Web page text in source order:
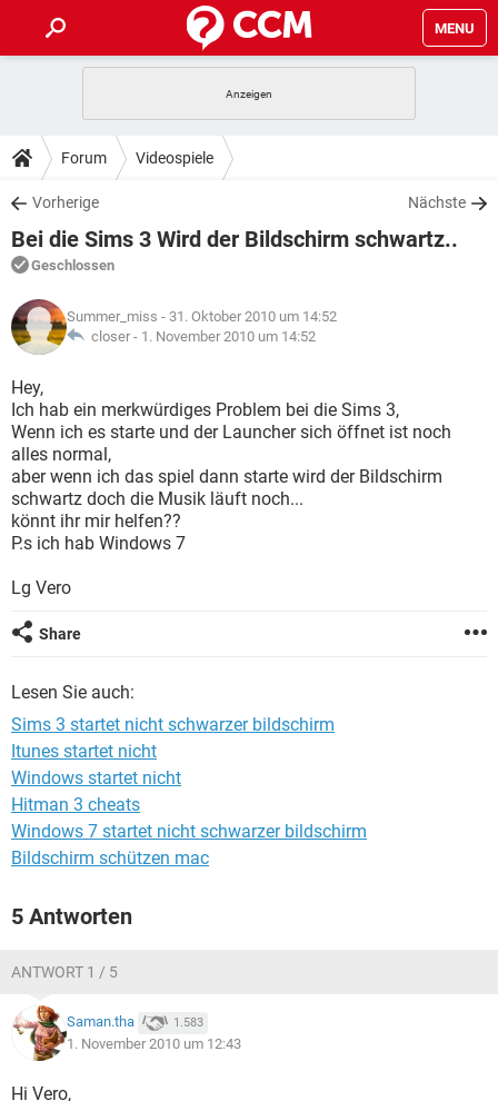
MENU
ANDROID
WINDOWS 10
WHATSAPP TIKTOK
FACEBOOK
TIPPS & TRICKS
SPIELE
WINDOWS 10
WHATSAPP
FACEBOOK HARDWARE
DOWNLOADS
SPIELE STREAMING
ANDROID
WINDOWS 10 INSTAGRAM
WHATSAPP
FACEBOOK
FORUM
SPIELE
ANDROID IOS
WHATSAPP TIKTOK
FACEBOOK
LEXIKON
SPIELE
ANDROID
WINDOWS 10 INSTAGRAM
WHATSAPP TIKTOK
FACEBOOK HARDWARE
Forum Videospiele
Vorherige Nächste
Bei die Sims 3 Wird der Bildschirm schwartz..
Geschlossen
Summer_miss - 31. Oktober 2010 um 14:52
closer - 1. November 2010 um 14:52
Hey,
Ich hab ein merkwürdiges Problem bei die Sims 3,
Wenn ich es starte und der Launcher sich öffnet ist noch
alles normal,
aber wenn ich das spiel dann starte wird der Bildschirm
schwartz doch die Musik läuft noch...
könnt ihr mir helfen??
P.s ich hab Windows 7
Lg Vero
Share
Lesen Sie auch:
Sims 3 startet nicht schwarzer bildschirm
Itunes startet nicht
Windows startet nicht
Hitman 3 cheats
Windows 7 startet nicht schwarzer bildschirm
Bildschirm schützen mac
5 Antworten
ANTWORT 1 / 5
Saman.tha 1.583
1. November 2010 um 12:43
Hi Vero,